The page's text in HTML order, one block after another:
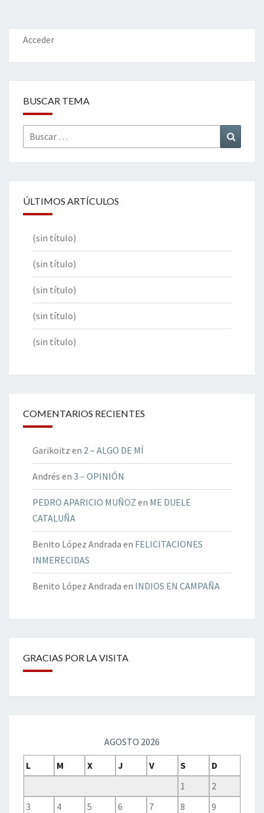
o
k
n
ar
Acceder
BUSCAR TEMA
Buscar
por:
ÚLTIMOS ARTÍCULOS
(sin título)
(sin título)
(sin título)
(sin título)
(sin título)
COMENTARIOS RECIENTES
Garikoitz en 2 – ALGO DE MÍ
Andrés en 3 – OPINIÓN
PEDRO APARICIO MUÑOZ en ME DUELE
CATALUÑA
Benito López Andrada en FELICITACIONES
INMERECIDAS
Benito López Andrada en INDIOS EN CAMPAÑA
GRACIAS POR LA VISITA
AGOSTO 2026
L
M X J V S
D
1
2
3
4 5 6 7 8
9